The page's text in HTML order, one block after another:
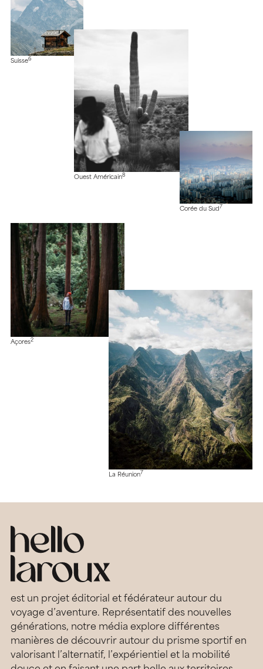
Suisse6
Ouest Américain8
Corée du Sud 7
Açores2
La Réunion7
est un projet éditorial et fédérateur autour du
voyage d’aventure. Représentatif des nouvelles
générations, notre média explore différentes
manières de découvrir autour du prisme sportif en
valorisant l’alternatif, l’expérientiel et la mobilité